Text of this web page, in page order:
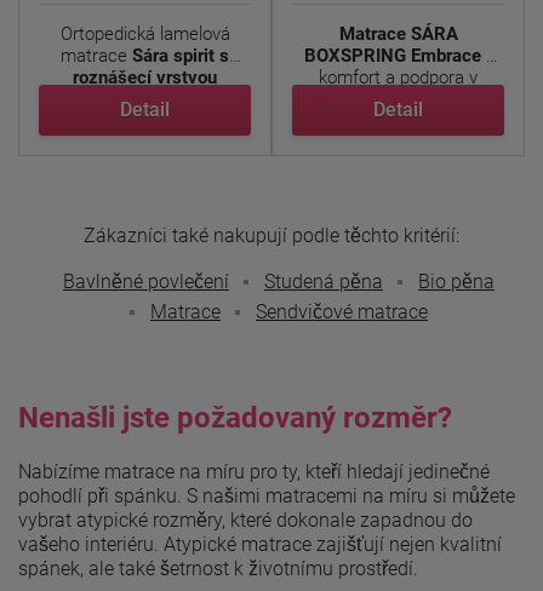
Ortopedická lamelová
matrace Sára spirit s
roznášecí vrstvou
Embrance. ...
Detail
Matrace SÁRA
BOXSPRING Embrace -
komfort a podpora v
luxusním ...
Detail
Zákazníci také nakupují podle těchto kritérií:
Bavlněné povlečení
Studená pěna
Bio pěna
Matrace
Sendvičové matrace
Nenašli jste požadovaný rozměr?
Nabízíme matrace na míru pro ty, kteří hledají jedinečné
pohodlí při spánku. S našimi matracemi na míru si můžete
vybrat atypické rozměry, které dokonale zapadnou do
vašeho interiéru. Atypické matrace zajišťují nejen kvalitní
spánek, ale také šetrnost k životnímu prostředí.